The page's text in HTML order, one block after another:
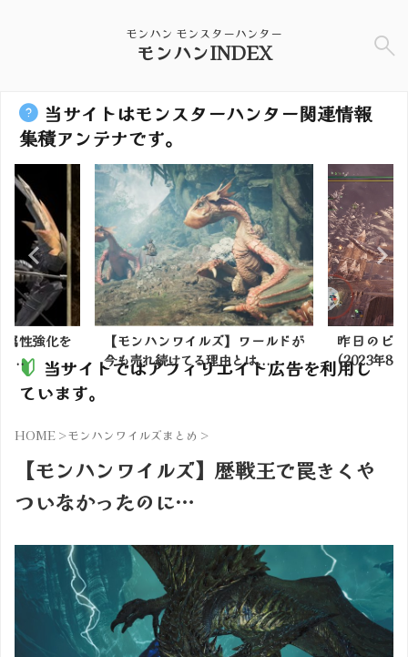
モンハン モンスターハンター
モンハンINDEX
当サイトはモンスターハンター関連情報
集積アンテナです。
性強化を
...
【モンハンワイルズ】ワールドが
今も売れ続けてる理由とは...
昨日のビ
(2023年8
当サイトではアフィリエイト広告を利用し
ています。
HOME >モンハンワイルズまとめ >
【モンハンワイルズ】歴戦王で罠きくや
ついなかったのに…